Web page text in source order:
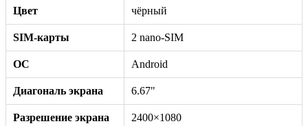
Цвет чёрный
SIM-карты 2 nano-SIM
ОС Android
Диагональ экрана 6.67"
Разрешение экрана 2400×1080